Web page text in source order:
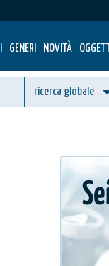
GENERI NOVITÀ